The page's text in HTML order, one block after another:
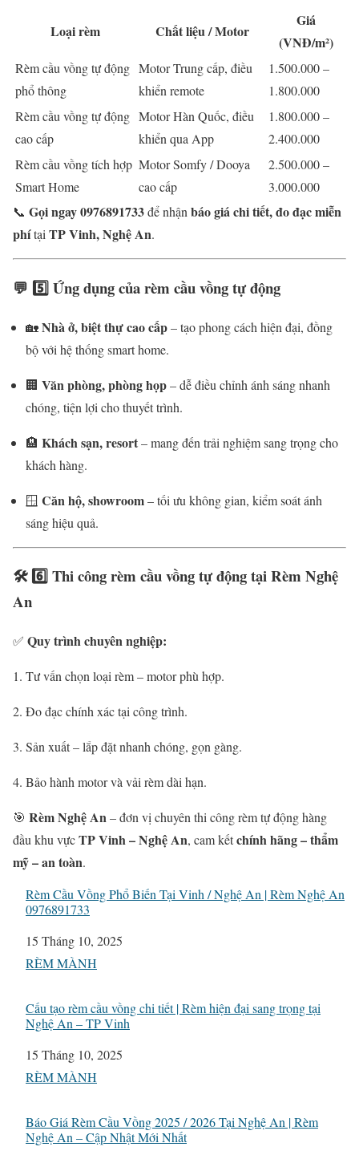
Loại rèm Chất liệu / Motor
Giá
(VNĐ/m²)
Rèm cầu vồng tự động
phổ thông
Motor Trung cấp, điều
khiển remote
1.500.000 –
1.800.000
Rèm cầu vồng tự động
cao cấp
Motor Hàn Quốc, điều
khiển qua App
1.800.000 –
2.400.000
Rèm cầu vồng tích hợp
Smart Home
Motor Somfy / Dooya
cao cấp
2.500.000 –
3.000.000
📞 Gọi ngay 0976891733để nhậnbáo giá chi tiết, đo đạc miễn
phítạiTP Vinh, Nghệ An.
💬 5️⃣ Ứng dụng của rèm cầu vồng tự động
🏡Nhà ở, biệt thự cao cấp– tạo phong cách hiện đại, đồng
bộ với hệ thống smart home.
🏢 Văn phòng, phòng họp– dễ điều chỉnh ánh sáng nhanh
chóng, tiện lợi cho thuyết trình.
🏨 Khách sạn, resort– mang đến trải nghiệm sang trọng cho
khách hàng.
🪟 Căn hộ, showroom– tối ưu không gian, kiểm soát ánh
sáng hiệu quả.
🛠️ 6️⃣ Thi công rèm cầu vồng tự động tại Rèm Nghệ
An
✅ Quy trình chuyên nghiệp:
Tư vấn chọn loại rèm – motor phù hợp.
Đo đạc chính xác tại công trình.
Sản xuất – lắp đặt nhanh chóng, gọn gàng.
Bảo hành motor và vải rèm dài hạn.
🎯 Rèm Nghệ An– đơn vị chuyên thi công rèm tự động hàng
đầu khu vựcTP Vinh – Nghệ An, cam kếtchính hãng – thẩm
mỹ – an toàn.
Rèm Cầu Vồng Phổ Biến Tại Vinh / Nghệ An | Rèm Nghệ An
0976891733
Ngày
15 Tháng 10, 2025
Liên quan đến
RÈM MÀNH
Cấu tạo rèm cầu vồng chi tiết | Rèm hiện đại sang trọng tại
Nghệ An – TP Vinh
Ngày
15 Tháng 10, 2025
Liên quan đến
RÈM MÀNH
Báo Giá Rèm Cầu Vồng 2025 / 2026 Tại Nghệ An | Rèm
Nghệ An – Cập Nhật Mới Nhất